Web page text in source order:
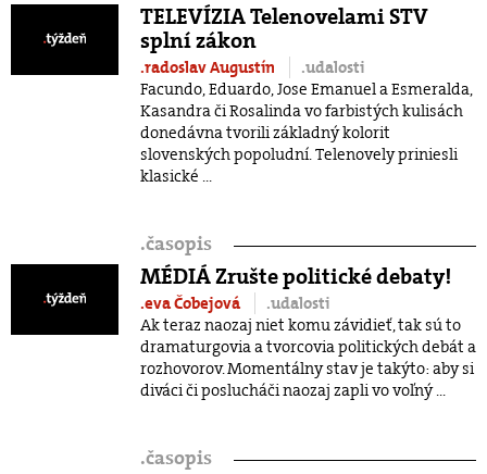
TELEVÍZIA Telenovelami STV
splní zákon
.radoslav Augustín
.udalosti
Facundo, Eduardo, Jose Emanuel a Esmeralda,
Kasandra či Rosalinda vo farbistých kulisách
donedávna tvorili základný kolorit
slovenských popoludní. Telenovely priniesli
klasické ...
.časopis
MÉDIÁ Zrušte politické debaty!
.eva Čobejová
.udalosti
Ak teraz naozaj niet komu závidieť, tak sú to
dramaturgovia a tvorcovia politických debát a
rozhovorov. Momentálny stav je takýto: aby si
diváci či poslucháči naozaj zapli vo voľný ...
.časopis